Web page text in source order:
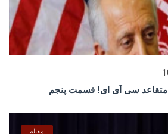
متقاعد سى آى اى! قسمت پنجم
مقاله